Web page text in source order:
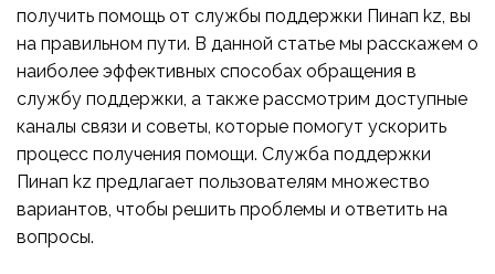
получить помощь от службы поддержки Пинап kz, вы
на правильном пути. В данной статье мы расскажем о
наиболее эффективных способах обращения в
службу поддержки, а также рассмотрим доступные
каналы связи и советы, которые помогут ускорить
процесс получения помощи. Служба поддержки
Пинап kz предлагает пользователям множество
вариантов, чтобы решить проблемы и ответить на
вопросы.